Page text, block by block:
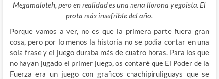
Megamaloteh, pero en realidad es una nena llorona y egoista. El
prota más insufrible del año.
Porque vamos a ver, no es que la primera parte fuera gran
cosa, pero por lo menos la historia no se podia contar en una
sola frase y el juego duraba más de cuatro horas. Para los que
no hayan jugado el primer juego, os contaré que El Poder de la
Fuerza era un juego con graficos chachipiruliguays que se